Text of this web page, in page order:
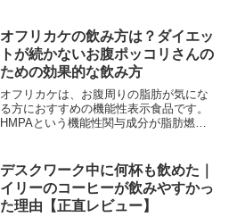
くの女性から支持を受けている製品で
す。
オフリカケの飲み方は？ダイエッ
トが続かないお腹ポッコリさんの
ための効果的な飲み方
オフリカケは、お腹周りの脂肪が気にな
る方におすすめの機能性表示食品です。
HMPAという機能性関与成分が脂肪燃焼
飲み方オフリカケは、1日1包を水や牛乳
と一緒に溶かして...
デスクワーク中に何杯も飲めた｜
イリーのコーヒーが飲みやすかっ
た理由【正直レビュー】